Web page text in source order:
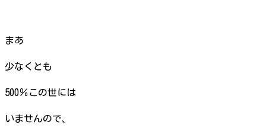
まあ
少なくとも
500％この世には
いませんので、